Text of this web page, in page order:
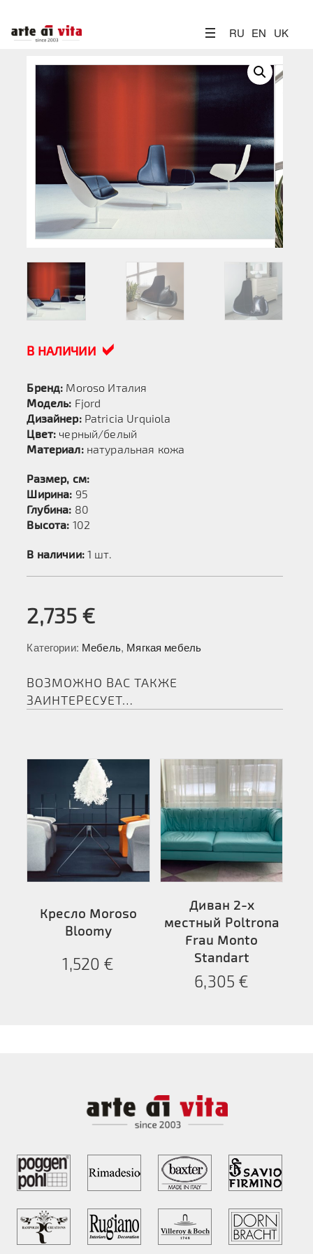
RU EN UK
В НАЛИЧИИ
Бренд: Moroso Италия
Модель: Fjord
Дизайнер:Patricia Urquiola
Цвет: черный/белый
Материал:натуральная кожа
Размер, см:
Ширина: 95
Глубина: 80
Высота: 102
В наличии:1 шт.
2,735 €
Категории: Мебель, Мягкая мебель
ВОЗМОЖНО ВАС ТАКЖЕ
ЗАИНТЕРЕСУЕТ…
Кресло Moroso
Bloomy
1,520 €
Диван 2-х
местный Poltrona
Frau Monto
Standart
6,305 €